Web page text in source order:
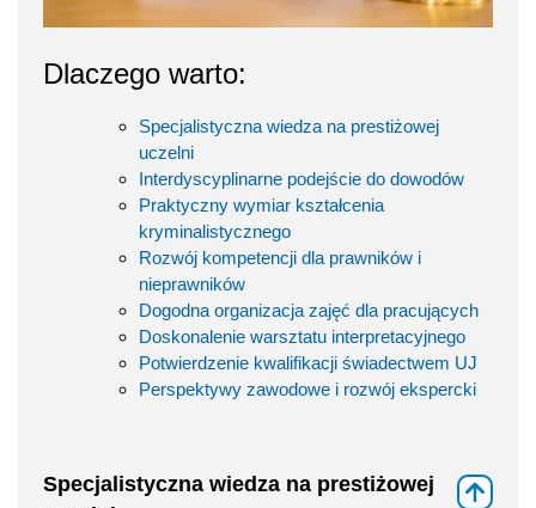
Dlaczego warto:
Specjalistyczna wiedza na prestiżowej
uczelni
Interdyscyplinarne podejście do dowodów
Praktyczny wymiar kształcenia
kryminalistycznego
Rozwój kompetencji dla prawników i
nieprawników
Dogodna organizacja zajęć dla pracujących
Doskonalenie warsztatu interpretacyjnego
Potwierdzenie kwalifikacji świadectwem UJ
Perspektywy zawodowe i rozwój ekspercki
Specjalistyczna wiedza na prestiżowej